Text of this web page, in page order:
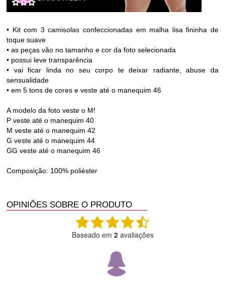
• Kit com 3 camisolas confeccionadas em malha lisa fininha de
toque suave
• as peças vão no tamanho e cor da foto selecionada
• possui leve transparência
• vai ficar linda no seu corpo te deixar radiante, abuse da
sensualidade
• em 5 tons de cores e veste até o manequim 46
A modelo da foto veste o M!
P veste até o manequim 40
M veste até o manequim 42
G veste até o manequim 44
GG veste até o manequim 46
Composição: 100% poliéster
OPINIÕES SOBRE O PRODUTO
Baseado em 2avaliações